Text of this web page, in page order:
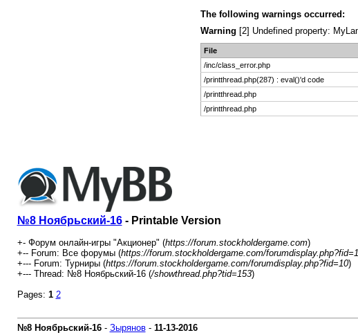
The following warnings occurred:
Warning [2] Undefined property:
File
/inc/class_error.php
/printthread.php(287) : eval()'d code
/printthread.php
/printthread.php
№8 Ноябрьский-16- Printable Version
+- Форум онлайн-игры "Акционер" (https://forum.stockholdergame.com)
+-- Forum: Все форумы (https://forum.stockholdergame.com/forumdisplay.php?fid=1
+--- Forum: Турниры (https://forum.stockholdergame.com/forumdisplay.php?fid=10)
+--- Thread: №8 Ноябрьский-16 (/showthread.php?tid=153)
Pages: 1 2
№8 Ноябрьский-16- Зырянов- 11-13-2016